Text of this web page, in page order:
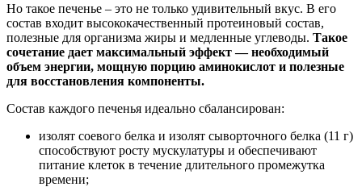
Но такое печенье – это не только удивительный вкус. В его
состав входит высококачественный протеиновый состав,
полезные для организма жиры и медленные углеводы. Такое
сочетание дает максимальный эффект — необходимый
объем энергии, мощную порцию аминокислот и полезные
для восстановления компоненты.
Состав каждого печенья идеально сбалансирован:
изолят соевого белка и изолят сыворточного белка (11 г)
способствуют росту мускулатуры и обеспечивают
питание клеток в течение длительного промежутка
времени;